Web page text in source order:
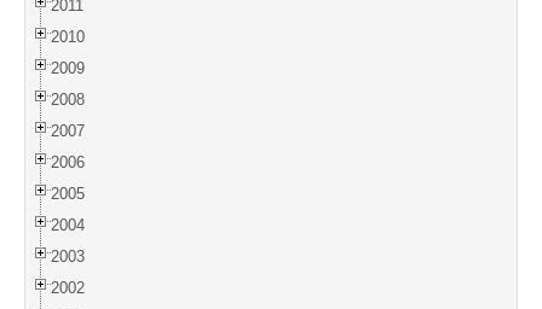
2011
2010
2009
2008
2007
2006
2005
2004
2003
2002